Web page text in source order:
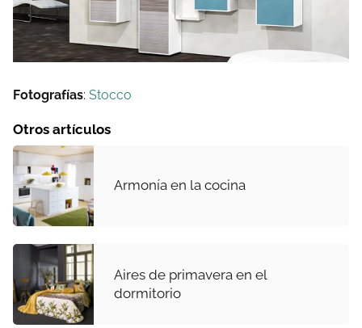
Fotografías: Stocco
Otros artículos
Armonía en la cocina
Aires de primavera en el
dormitorio